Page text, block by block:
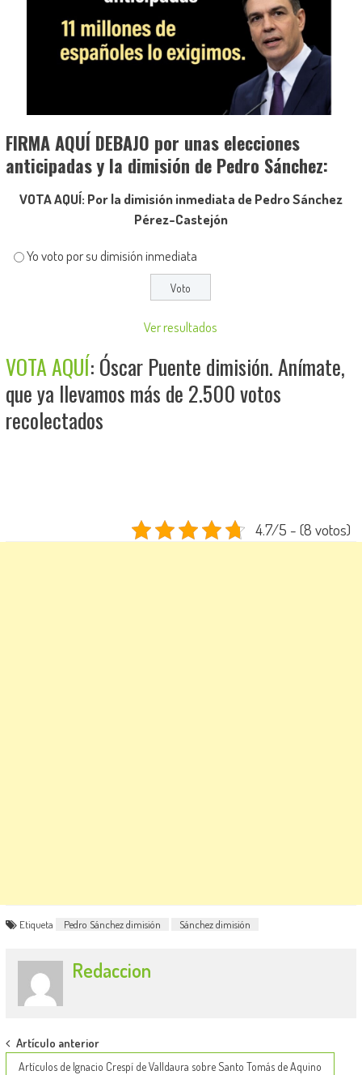
FIRMA AQUÍ DEBAJO por unas elecciones
anticipadas y la dimisión de Pedro Sánchez:
VOTA AQUÍ: Por la dimisión inmediata de Pedro Sánchez
Pérez-Castejón
Yo voto por su dimisión inmediata
Ver resultados
VOTA AQUÍ: Óscar Puente dimisión. Anímate,
que ya llevamos más de 2.500 votos
recolectados
4.7/5 - (8 votos)
Etiqueta Pedro Sánchez dimisión Sánchez dimisión
Redaccion
Post
Artículo anterior
Artículos de Ignacio Crespí de Valldaura sobre Santo Tomás de Aquino